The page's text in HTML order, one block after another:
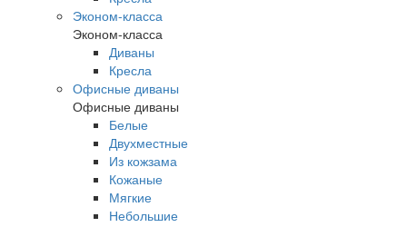
Эконом-класса
Эконом-класса
Диваны
Кресла
Офисные диваны
Офисные диваны
Белые
Двухместные
Из кожзама
Кожаные
Мягкие
Небольшие